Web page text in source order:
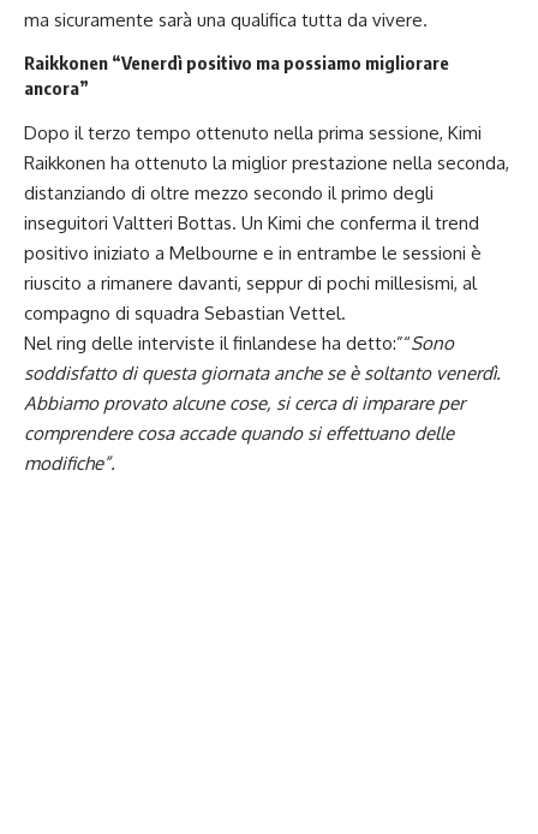
ma sicuramente sarà una qualifica tutta da vivere.
Raikkonen “Venerdì positivo ma possiamo migliorare
ancora”
Dopo il terzo tempo ottenuto nella prima sessione, Kimi
Raikkonen ha ottenuto la miglior prestazione nella seconda,
distanziando di oltre mezzo secondo il primo degli
inseguitori Valtteri Bottas. Un Kimi che conferma il trend
positivo iniziato a Melbourne e in entrambe le sessioni è
riuscito a rimanere davanti, seppur di pochi millesismi, al
compagno di squadra Sebastian Vettel.
Nel ring delle interviste il finlandese ha detto:”“Sono
soddisfatto di questa giornata anche se è soltanto venerdì.
Abbiamo provato alcune cose, si cerca di imparare per
comprendere cosa accade quando si effettuano delle
modifiche”.